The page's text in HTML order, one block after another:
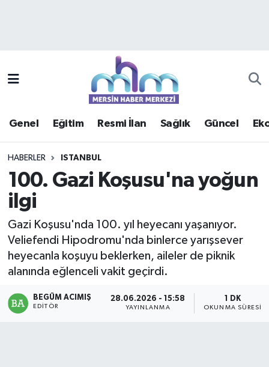
Genel Eğitim Resmi İlan Sağlık Güncel
HABERLER ISTANBUL
100. Gazi Koşusu'na yoğun
ilgi
Gazi Koşusu'nda 100. yıl heyecanı yaşanıyor.
Veliefendi Hipodromu'nda binlerce yarışsever
heyecanla koşuyu beklerken, aileler de piknik
alanında eğlenceli vakit geçirdi.
BEGÜM ACIMIŞ
EDITÖR
28.06.2026 - 15:58
YAYINLANMA
1 DK
OKUNMA SÜRESI
Güncel
Haberde insan
Kültür - Sanat
Magazin
Mersin Trafik Yoğunluk Haritası
Süper Lig Puan Durumu ve Fikstür
Haber Arşivi